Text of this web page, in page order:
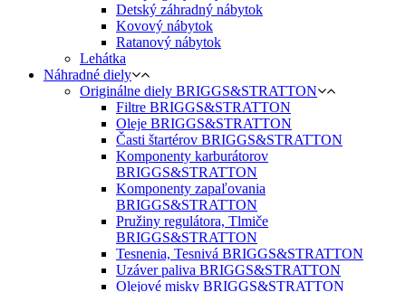
Detský záhradný nábytok
Kovový nábytok
Ratanový nábytok
Lehátka
Náhradné diely
Originálne diely BRIGGS&STRATTON
Filtre BRIGGS&STRATTON
Oleje BRIGGS&STRATTON
Časti štartérov BRIGGS&STRATTON
Komponenty karburátorov
BRIGGS&STRATTON
Komponenty zapaľovania
BRIGGS&STRATTON
Pružiny regulátora, Tlmiče
BRIGGS&STRATTON
Tesnenia, Tesnivá BRIGGS&STRATTON
Uzáver paliva BRIGGS&STRATTON
Olejové misky BRIGGS&STRATTON